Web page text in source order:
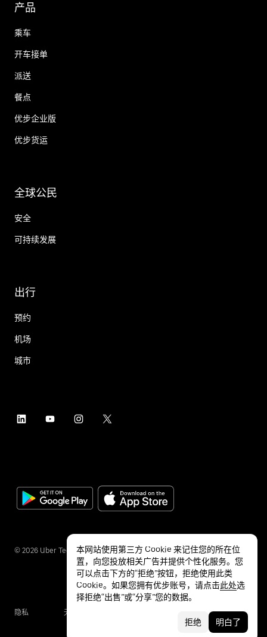
产品
乘车
开车接单
派送
餐点
优步企业版
优步货运
全球公民
安全
可持续发展
出行
预约
机场
城市
© 2026 Uber Technologies Inc.
隐私 无障碍服务
本网站使用第三方 Cookie 来记住您的所在位
置，向您投放相关广告并提供个性化服务。您
可以点击下方的“拒绝”按钮，拒绝使用此类
Cookie。如果您拥有优步账号，请点击此处选
择拒绝“出售”或“分享”您的数据。
拒绝 明白了